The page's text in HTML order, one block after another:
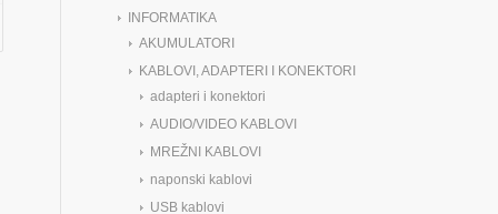
INFORMATIKA
AKUMULATORI
KABLOVI, ADAPTERI I KONEKTORI
adapteri i konektori
AUDIO/VIDEO KABLOVI
MREŽNI KABLOVI
naponski kablovi
USB kablovi